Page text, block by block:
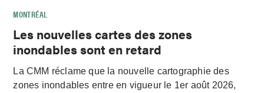
MONTRÉAL
Les nouvelles cartes des zones
inondables sont en retard
La CMM réclame que la nouvelle cartographie des
zones inondables entre en vigueur le 1er août 2026,